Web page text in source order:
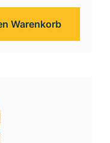
Warenkorb